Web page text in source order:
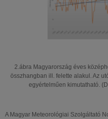
2.ábra Magyarország éves
összhangban ill. felette alakul. Az
egyértelműen kimutatható.
A Magyar Meteorológiai Szolgáltató